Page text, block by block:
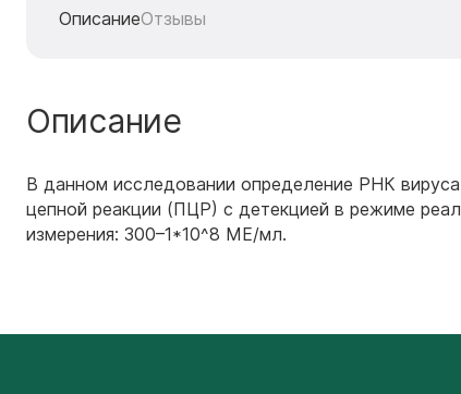
ОписаниеОтзывы
Описание
В данном исследовании определение РНК
цепной реакции (ПЦР) с детекцией в режиме
измерения: 300–1*10^8 МЕ/мл.